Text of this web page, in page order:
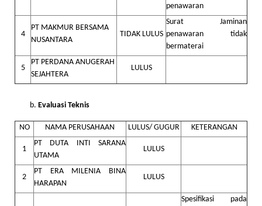
penawaran
4
PT MAKMUR BERSAMA
NUSANTARA
TIDAK LULUS
Surat Jaminan
penawaran tidak
bermaterai
5
PT PERDANA ANUGERAH
SEJAHTERA
LULUS
Evaluasi Teknis
NO NAMA PERUSAHAAN LULUS/ GUGUR KETERANGAN
1
PT DUTA INTI SARANA
UTAMA
LULUS
2
PT ERA MILENIA BINA
HARAPAN
LULUS
Spesifikasi pada